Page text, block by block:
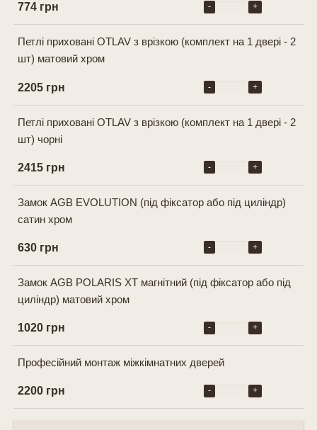
774 грн - +
Петлі приховані OTLAV з врізкою (комплект на 1 двері - 2
шт) матовий хром
2205 грн - +
Петлі приховані OTLAV з врізкою (комплект на 1 двері - 2
шт) чорні
2415 грн - +
Замок AGB EVOLUTION (під фіксатор або під циліндр)
сатин хром
630 грн - +
Замок AGB POLARIS XT магнітний (під фіксатор або під
циліндр) матовий хром
1020 грн - +
Професійний монтаж міжкімнатних дверей
2200 грн - +